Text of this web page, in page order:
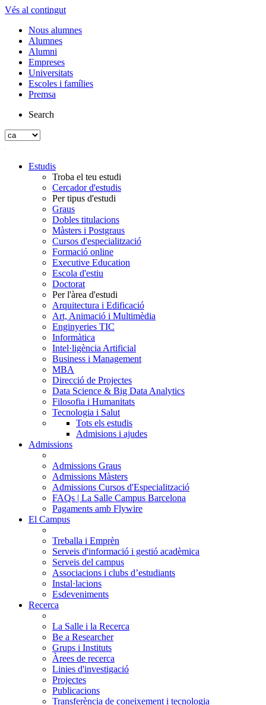
Vés al contingut
Nous alumnes
Alumnes
Alumni
Empreses
Universitats
Escoles i famílies
Premsa
Search
Estudis
Troba el teu estudi
Cercador d'estudis
Per tipus d'estudi
Graus
Dobles titulacions
Màsters i Postgraus
Cursos d'especialització
Formació online
Executive Education
Escola d'estiu
Doctorat
Per l'àrea d'estudi
Arquitectura i Edificació
Art, Animació i Multimèdia
Enginyeries TIC
Informàtica
Intel·ligència Artificial
Business i Management
MBA
Direcció de Projectes
Data Science & Big Data Analytics
Filosofia i Humanitats
Tecnologia i Salut
Tots els estudis
Admisions i ajudes
Admissions
Admissions Graus
Admissions Màsters
Admissions Cursos d'Especialització
FAQs | La Salle Campus Barcelona
Pagaments amb Flywire
El Campus
Treballa i Emprèn
Serveis d'informació i gestió acadèmica
Serveis del campus
Associacions i clubs d’estudiants
Instal·lacions
Esdeveniments
Recerca
La Salle i la Recerca
Be a Researcher
Grups i Instituts
Àrees de recerca
Linies d'investigació
Projectes
Publicacions
Transferència de coneixement i tecnologia